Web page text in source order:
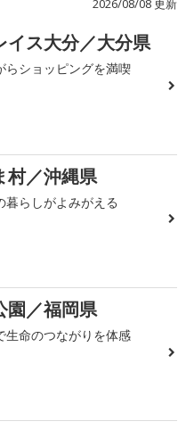
2026/08/08 更新
イス大分／大分県
らショッピングを満喫
村／沖縄県
暮らしがよみがえる
園／福岡県
生命のつながりを体感